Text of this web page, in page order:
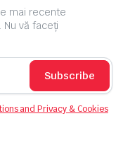
mai recente
vă faceți
Subscribe
and Privacy & Cookies